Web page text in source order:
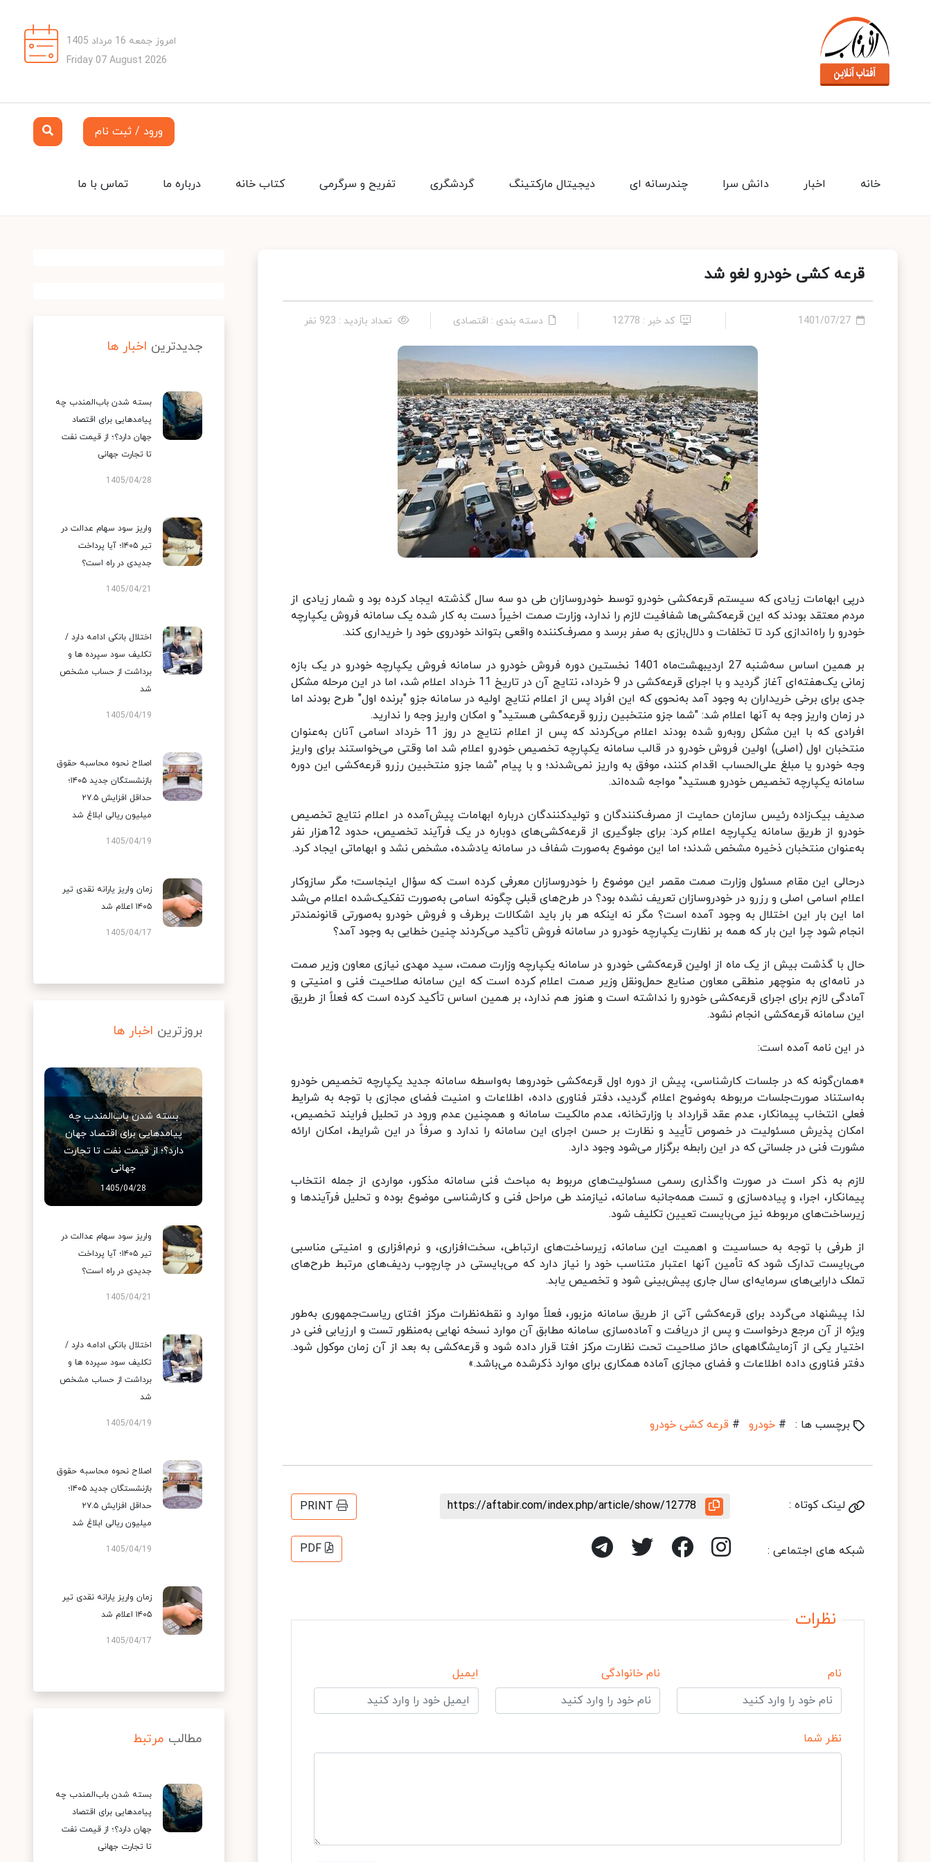
امروز جمعه 16 مرداد 1405
Friday 07 August 2026
ورود / ثبت نام
تماس با ما درباره ما کتاب خانه تفریح و سرگرمی گردشگری دیجیتال مارکتینگ چندرسانه ای دانش سرا اخبار خانه
قرعه کشی خودرو لغو شد
1401/07/27 کد خبر : 12778 دسته بندی : اقتصادی تعداد بازدید : 923 نفر
درپی ابهامات زیادی که سیستم قرعه‌کشی خودرو توسط خودروسازان طی دو سه سال گذشته ایجاد کرده بود و شمار زیادی از
مردم معتقد بودند که این قرعه‌کشی‌ها شفافیت لازم را ندارد، وزارت صمت اخیراً دست به کار شده یک سامانه فروش یکپارچه
خودرو را راه‌اندازی کرد تا تخلفات و دلال‌بازی به صفر برسد و مصرف‌کننده واقعی بتواند خودروی خود را خریداری کند.
بر همین اساس سه‌شنبه 27 اردیبهشت‌ماه 1401 نخستین دوره فروش خودرو در سامانه فروش یکپارچه خودرو در یک بازه‌
زمانی یک‌هفته‌ای آغاز گردید و با اجرای قرعه‌کشی در 9 خرداد، نتایج آن در تاریخ 11 خرداد اعلام شد، اما در این مرحله مشکل
جدی برای برخی خریداران به وجود آمد به‌نحوی که این افراد پس از اعلام نتایج اولیه در سامانه جزو "برنده اول" طرح بودند اما
در زمان واریز وجه به آنها اعلام شد: "شما جزو منتخبین رزرو قرعه‌کشی هستید" و امکان واریز وجه را ندارید.
افرادی که با این مشکل روبه‌رو شده بودند اعلام می‌کردند که پس از اعلام نتایج در روز 11 خرداد اسامی آنان به‌عنوان
منتخبان اول (اصلی) اولین فروش خودرو در قالب سامانه یکپارچه تخصیص خودرو اعلام شد اما وقتی می‌خواستند برای واریز
وجه خودرو یا مبلغ علی‌الحساب اقدام کنند، موفق به واریز نمی‌شدند؛ و با پیام "شما جزو منتخبین رزرو قرعه‌کشی این دوره
سامانه یکپارچه تخصیص خودرو هستید" مواجه شده‌اند.
صدیف بیک‌زاده رئیس سازمان حمایت از مصرف‌کنندگان و تولیدکنندگان درباره ابهامات پیش‌آمده در اعلام نتایج تخصیص
خودرو از طریق سامانه یکپارچه اعلام کرد: برای جلوگیری از قرعه‌کشی‌های دوباره در یک فرآیند تخصیص، حدود 12هزار نفر
به‌عنوان منتخبان ذخیره مشخص شدند؛ اما این موضوع به‌صورت شفاف در سامانه یادشده، مشخص نشد و ابهاماتی ایجاد کرد.
درحالی این مقام مسئول وزارت صمت مقصر این موضوع را خودروسازان معرفی کرده است که سؤال اینجاست؛ مگر سازوکار
اعلام اسامی اصلی و رزرو در خودروسازان تعریف نشده بود؟ در طرح‌های قبلی چگونه اسامی به‌صورت تفکیک‌شده اعلام می‌شد
اما این بار این اختلال به وجود آمده است؟ مگر نه اینکه هر بار باید اشکالات برطرف و فروش خودرو به‌صورتی قانونمندتر
انجام شود چرا این بار که همه بر نظارت یکپارچه خودرو در سامانه فروش تأکید می‌کردند چنین خطایی به وجود آمد؟
حال با گذشت بیش از یک ماه از اولین قرعه‌کشی خودرو در سامانه یکپارچه وزارت صمت، سید مهدی نیازی معاون وزیر صمت
در نامه‌ای به منوچهر منطقی معاون صنایع حمل‌ونقل وزیر صمت اعلام کرده است که این سامانه صلاحیت فنی و امنیتی و
آمادگی لازم برای اجرای قرعه‌کشی خودرو را نداشته است و هنوز هم ندارد، بر همین اساس تأکید کرده است که فعلاً از طریق
این سامانه قرعه‌کشی انجام نشود.
در این نامه آمده است:
«همان‌گونه که در جلسات کارشناسی، پیش از دوره اول قرعه‌کشی خودروها به‌واسطه سامانه جدید یکپارچه تخصیص خودرو
به‌استناد صورت‌جلسات مربوطه به‌وضوح اعلام گردید، دفتر فناوری داده، اطلاعات و امنیت فضای مجازی با توجه به شرایط
فعلی انتخاب پیمانکار، عدم عقد قرارداد با وزارتخانه، عدم مالکیت سامانه و همچنین عدم ورود در تحلیل فرایند تخصیص،
امکان پذیرش مسئولیت در خصوص تأیید و نظارت بر حسن اجرای این سامانه را ندارد و صرفاً در این شرایط، امکان ارائه
مشورت فنی در جلساتی که در این رابطه برگزار می‌شود وجود دارد.
لازم به ذکر است در صورت واگذاری رسمی مسئولیت‌های مربوط به مباحث فنی سامانه مذکور، مواردی از جمله انتخاب
پیمانکار، اجرا، و پیاده‌سازی و تست همه‌جانبه سامانه، نیازمند طی مراحل فنی و کارشناسی موضوع بوده و تحلیل فرآیندها و
زیرساخت‌های مربوطه نیز می‌بایست تعیین تکلیف شود.
از طرفی با توجه به حساسیت و اهمیت این سامانه، زیرساخت‌های ارتباطی، سخت‌افزاری، و نرم‌افزاری و امنیتی مناسبی
می‌بایست تدارک شود که تأمین آنها اعتبار متناسب خود را نیاز دارد که می‌بایستی در چارچوب ردیف‌های مرتبط طرح‌های
تملک دارایی‌های سرمایه‌ای سال جاری پیش‌بینی شود و تخصیص یابد.
لذا پیشنهاد می‌گردد برای قرعه‌کشی آتی از طریق سامانه مزبور، فعلاً موارد و نقطه‌نظرات مرکز افتای ریاست‌جمهوری به‌طور
ویژه از آن مرجع درخواست و پس از دریافت و آماده‌سازی سامانه مطابق آن موارد نسخه نهایی به‌منظور تست و ارزیابی فنی در
اختیار یکی از آزمایشگاههای حائز صلاحیت تحت نظارت مرکز افتا قرار داده شود و قرعه‌کشی به بعد از آن زمان موکول شود.
دفتر فناوری داده اطلاعات و فضای مجازی آماده همکاری برای موارد ذکرشده می‌باشد.»
برچسب ها : # خودرو # قرعه کشی خودرو
لینک کوتاه : https://aftabir.com/index.php/article/show/12778
PRINT
شبکه های اجتماعی : PDF
نظرات
نام نام خانوادگی ایمیل
نظر شما
جدیدترین اخبار ها
بسته شدن باب‌المندب چه
پیامدهایی برای اقتصاد
جهان دارد؟؛ از قیمت نفت
تا تجارت جهانی
1405/04/28
واریز سود سهام عدالت در
تیر ۱۴۰۵؛ آیا پرداخت
جدیدی در راه است؟
1405/04/21
اختلال بانکی ادامه دارد /
تکلیف سود سپرده ها و
برداشت از حساب مشخص
شد
1405/04/19
اصلاح نحوه محاسبه حقوق
بازنشستگان جدید ۱۴۰۵؛
حداقل افزایش ۲۷.۵
میلیون ریالی ابلاغ شد
1405/04/19
زمان واریز یارانه نقدی تیر
۱۴۰۵ اعلام شد
1405/04/17
بروزترین اخبار ها
بسته شدن باب‌المندب چه
پیامدهایی برای اقتصاد جهان
دارد؟؛ از قیمت نفت تا تجارت
جهانی
1405/04/28
واریز سود سهام عدالت در
تیر ۱۴۰۵؛ آیا پرداخت
جدیدی در راه است؟
1405/04/21
اختلال بانکی ادامه دارد /
تکلیف سود سپرده ها و
برداشت از حساب مشخص
شد
1405/04/19
اصلاح نحوه محاسبه حقوق
بازنشستگان جدید ۱۴۰۵؛
حداقل افزایش ۲۷.۵
میلیون ریالی ابلاغ شد
1405/04/19
زمان واریز یارانه نقدی تیر
۱۴۰۵ اعلام شد
1405/04/17
مطالب مرتبط
بسته شدن باب‌المندب چه
پیامدهایی برای اقتصاد
جهان دارد؟؛ از قیمت نفت
تا تجارت جهانی